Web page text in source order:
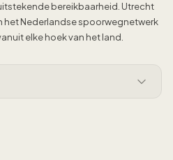
bereikbaarheid. Utrecht
het Nederlandse spoorwegnetwerk
elke hoek van het land.